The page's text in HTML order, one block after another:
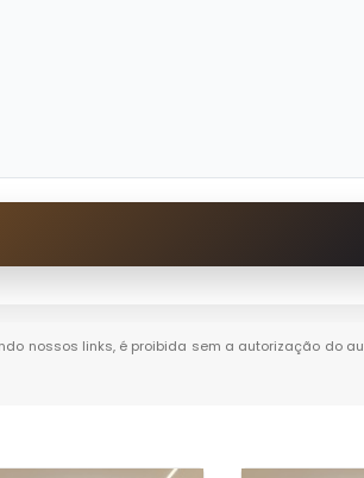
nossos links, é proibida sem a autorização do